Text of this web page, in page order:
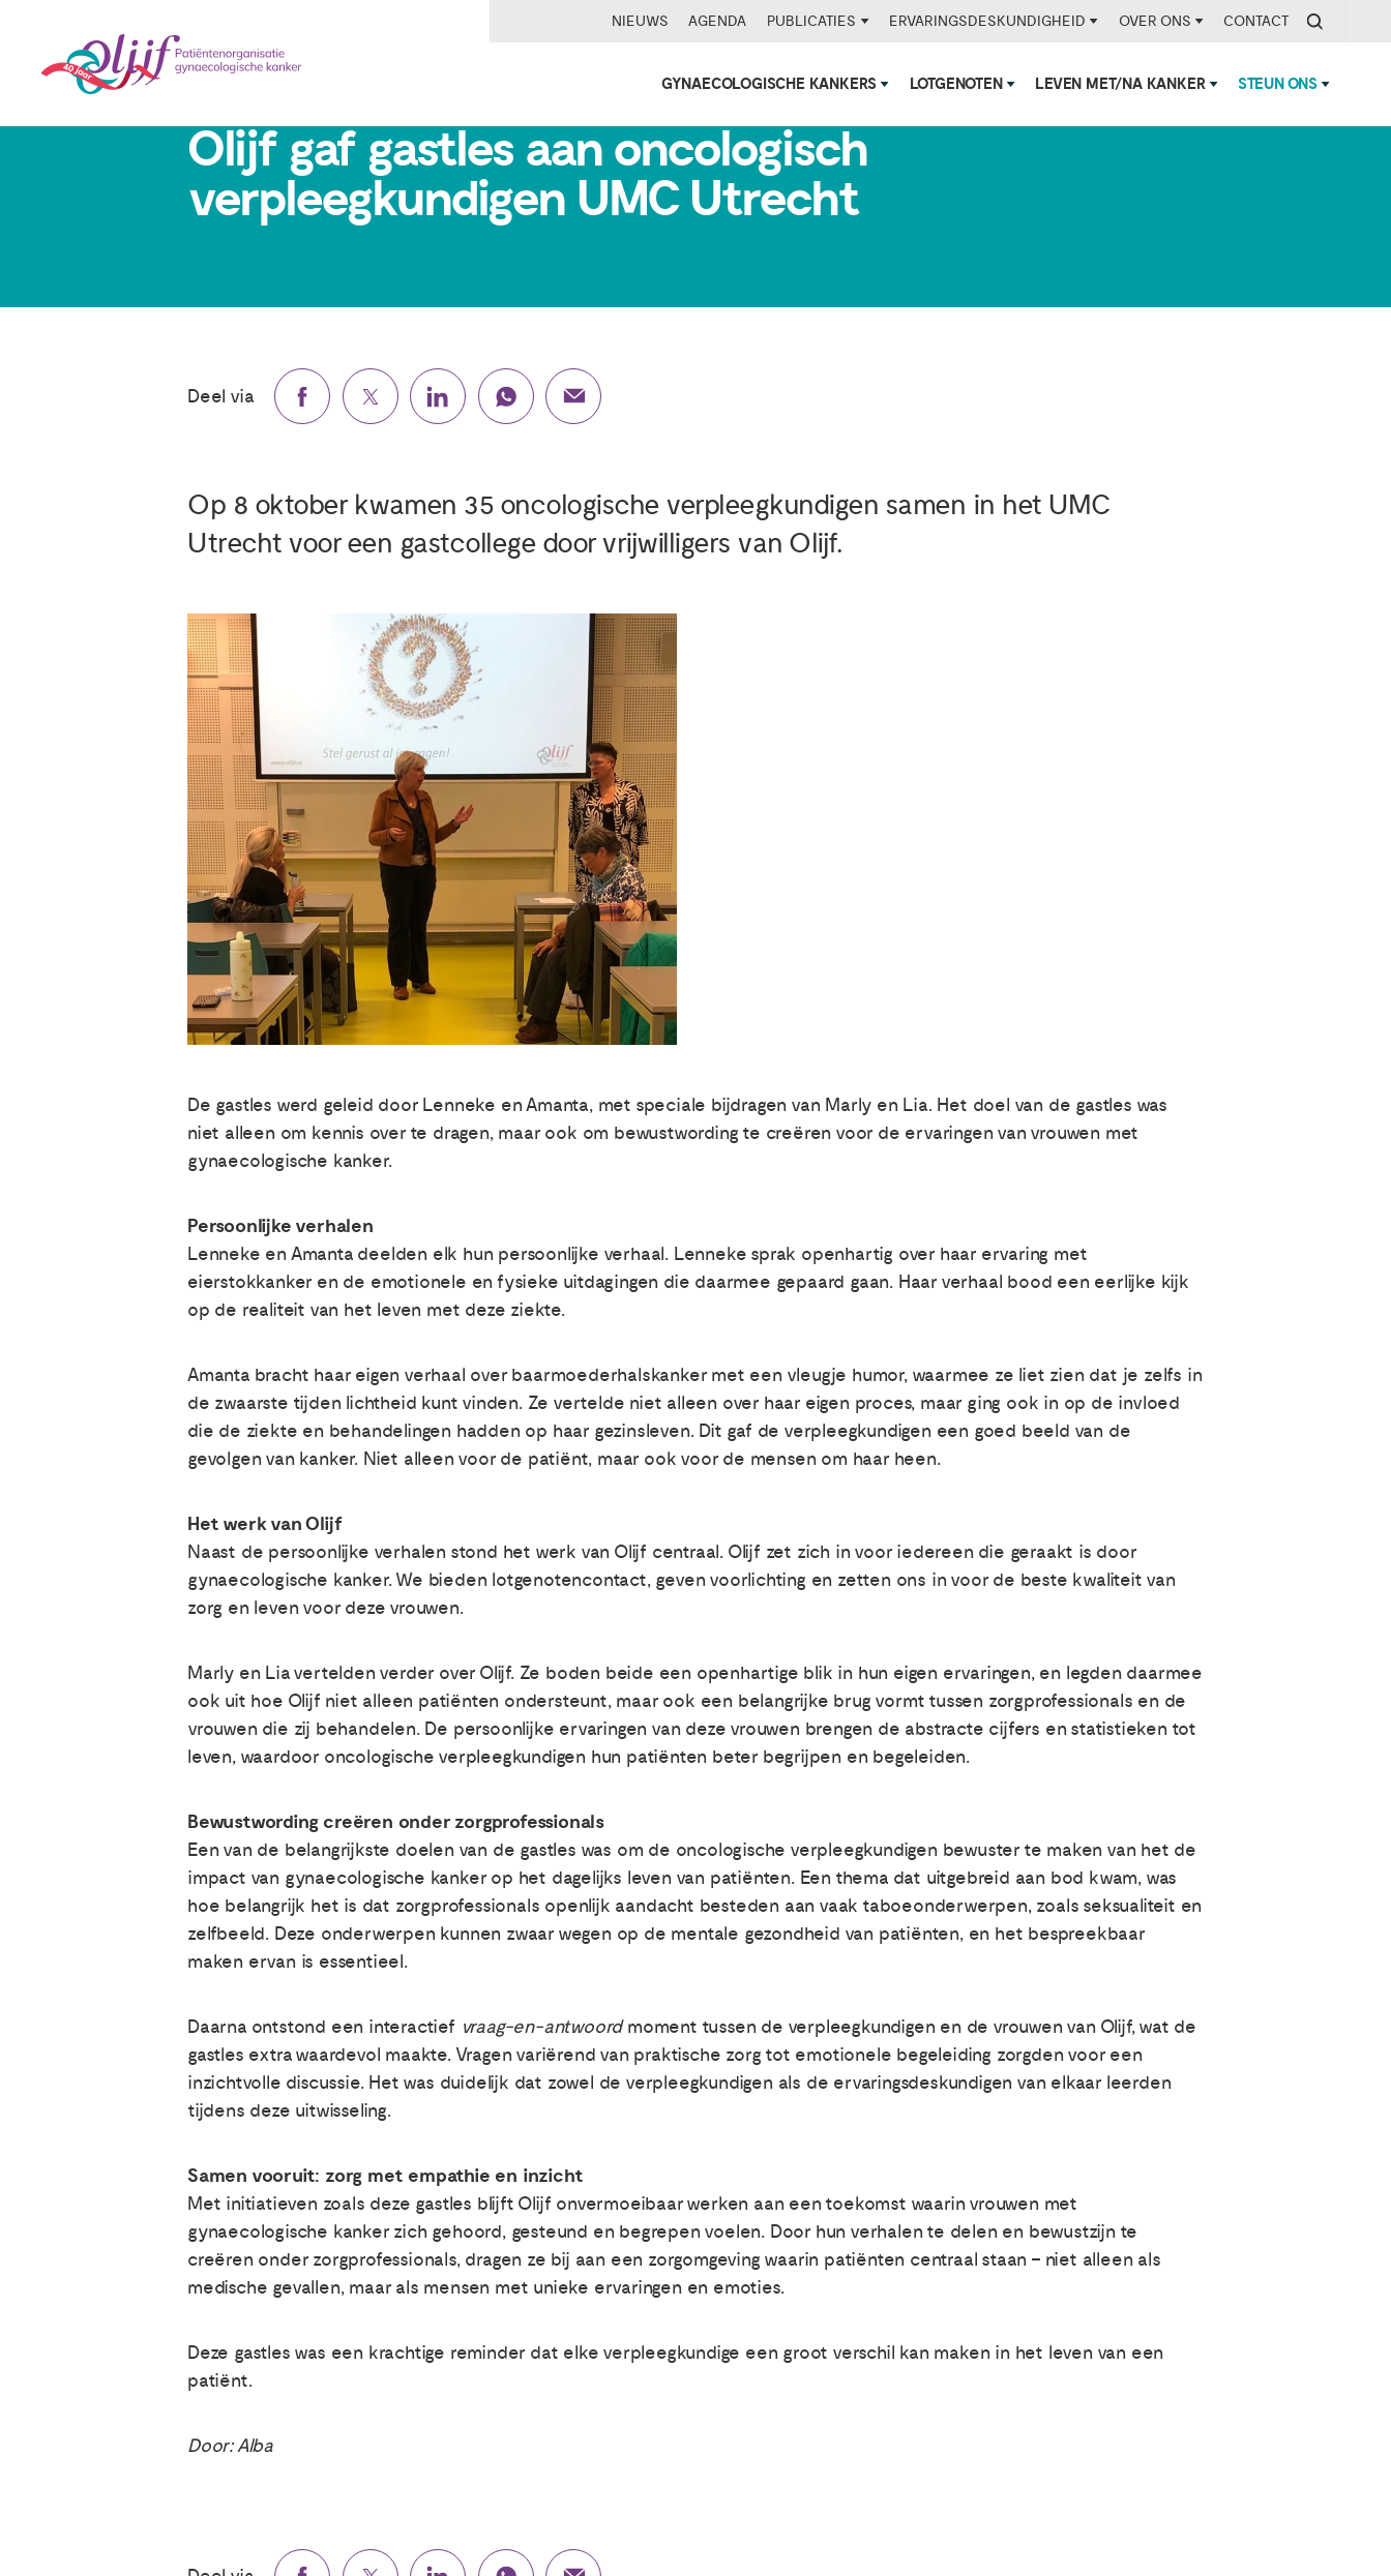
NIEUWS AGENDA PUBLICATIES ERVARINGSDESKUNDIGHEID OVER ONS CONTACT
GYNAECOLOGISCHE KANKERS LOTGENOTEN LEVEN MET/NA KANKER STEUN ONS
Olijf gaf gastles aan oncologisch
verpleegkundigen UMC Utrecht
Deel via
Op 8 oktober kwamen 35 oncologische verpleegkundigen samen in het UMC
Utrecht voor een gastcollege door vrijwilligers van Olijf.
De gastles werd geleid door Lenneke en Amanta, met speciale bijdragen van Marly en Lia. Het doel van de gastles was
niet alleen om kennis over te dragen, maar ook om bewustwording te creëren voor de ervaringen van vrouwen met
gynaecologische kanker.
Persoonlijke verhalen
Lenneke en Amanta deelden elk hun persoonlijke verhaal. Lenneke sprak openhartig over haar ervaring met
eierstokkanker en de emotionele en fysieke uitdagingen die daarmee gepaard gaan. Haar verhaal bood een eerlijke kijk
op de realiteit van het leven met deze ziekte.
Amanta bracht haar eigen verhaal over baarmoederhalskanker met een vleugje humor, waarmee ze liet zien dat je zelfs in
de zwaarste tijden lichtheid kunt vinden. Ze vertelde niet alleen over haar eigen proces, maar ging ook in op de invloed
die de ziekte en behandelingen hadden op haar gezinsleven. Dit gaf de verpleegkundigen een goed beeld van de
gevolgen van kanker. Niet alleen voor de patiënt, maar ook voor de mensen om haar heen.
Het werk van Olijf
Naast de persoonlijke verhalen stond het werk van Olijf centraal. Olijf zet zich in voor iedereen die geraakt is door
gynaecologische kanker. We bieden lotgenotencontact, geven voorlichting en zetten ons in voor de beste kwaliteit van
zorg en leven voor deze vrouwen.
Marly en Lia vertelden verder over Olijf. Ze boden beide een openhartige blik in hun eigen ervaringen, en legden daarmee
ook uit hoe Olijf niet alleen patiënten ondersteunt, maar ook een belangrijke brug vormt tussen zorgprofessionals en de
vrouwen die zij behandelen. De persoonlijke ervaringen van deze vrouwen brengen de abstracte cijfers en statistieken tot
leven, waardoor oncologische verpleegkundigen hun patiënten beter begrijpen en begeleiden.
Bewustwording creëren onder zorgprofessionals
Een van de belangrijkste doelen van de gastles was om de oncologische verpleegkundigen bewuster te maken van het de
impact van gynaecologische kanker op het dagelijks leven van patiënten. Een thema dat uitgebreid aan bod kwam, was
hoe belangrijk het is dat zorgprofessionals openlijk aandacht besteden aan vaak taboeonderwerpen, zoals seksualiteit en
zelfbeeld. Deze onderwerpen kunnen zwaar wegen op de mentale gezondheid van patiënten, en het bespreekbaar
maken ervan is essentieel.
Daarna ontstond een interactief vraag-en-antwoordmoment tussen de verpleegkundigen en de vrouwen van Olijf, wat de
gastles extra waardevol maakte. Vragen variërend van praktische zorg tot emotionele begeleiding zorgden voor een
inzichtvolle discussie. Het was duidelijk dat zowel de verpleegkundigen als de ervaringsdeskundigen van elkaar leerden
tijdens deze uitwisseling.
Samen vooruit: zorg met empathie en inzicht
Met initiatieven zoals deze gastles blijft Olijf onvermoeibaar werken aan een toekomst waarin vrouwen met
gynaecologische kanker zich gehoord, gesteund en begrepen voelen. Door hun verhalen te delen en bewustzijn te
creëren onder zorgprofessionals, dragen ze bij aan een zorgomgeving waarin patiënten centraal staan – niet alleen als
medische gevallen, maar als mensen met unieke ervaringen en emoties.
Deze gastles was een krachtige reminder dat elke verpleegkundige een groot verschil kan maken in het leven van een
patiënt.
Door: Alba